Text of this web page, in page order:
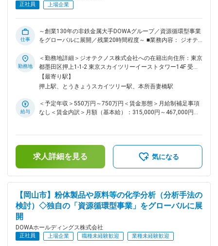
域を経験でき、着実にスキルアップが可能です。 ■就業環境
アパス 将来的には事業部の管理責任者や経営企画、営業支援
部門など、管理部門全般のキャリア形成が可能です。 ■配属先
DOWAエレクトロニクスへの在籍出向となります。 DOWAエ
レクトロニクス(株)の事業は、高付加価値の世界トップシェア
製品群を生産。半導体事業と電子材料事業、機能材料事業の3
本柱です。 変更の範囲：会社の定める業務
正社員 上場企業
仕事
～創業130年の非鉄金属大手DOWAグループ／資源循環型事業
をグローバルに展開／残業20時間程度～ ■業務内容： ジオテ
開発予定地などお客様からご依頼いただいた土地の土壌汚染調
査や報告書の作成をご担当頂きます。 ■業務詳細： 調査対象
の土地に土壌汚染の可能性があるか、資料判読・土壌地下水採
取・分析・汚染状態の把握を行い、汚染状態を調査いたしま
アリングから調査内容や分析結果を考察し、汚染がある場合に
はその対策方法を検討し、報告書にまとめるまでの業務をお任
いたします 【ジオテクノス株式会社について】 当社はDOWA
グループの環境事業を担う調査・工事会社です。約140年にわ
たる鉱山開発・製錬業で培った技術や経験をもとに金属の生産
から高付加価値材料の製造、さらには廃棄物・リサイクルに至
唯一の環境工事会社としてグループの環境事業を支えていま
す。DOWAグループが培ってきた鉱山開発・製錬業の技術を継
承し、土壌や岩盤の調査から浄化施工まで、自社で一貫して請
け負っております。東京都中央卸売市場が移転した、豊洲の土
の特徴・魅力：鍛え上げた製錬技術を駆使し循環型事業を展開
しています。1884年に非鉄金属の鉱山・製錬会社として創業
しました。そこで産出される「黒鉱」は金銀以外に不純物も多
勤務地
＜勤務地詳細＞ジオテクノス株式会社への在籍出向住所：東京
都墨田区押上1-1-2 東京スカイツリーイーストタワー14F 受動
喫煙対策：屋内全面禁煙変更の範囲：会社の定める事業所（リ
モートワーク含む）
【最寄り駅】
押上駅、とうきょうスカイツリー駅、本所吾妻橋駅
給与
＜予定年収＞550万円～750万円＜賃金形態＞月給制補足事項
なし＜賃金内訳＞月額（基本給）：315,000円～467,000円＜
下する可能性があります。月給(月額)は固定手当を含めた表記
です。
求人詳細を見る 気になる
【岡山市】粉体製品や原料等の化学分析（分析手法の
検討）◇独自の「資源循環型事業」をグローバルに展
開
DOWAホールディングス株式会社
正社員 上場企業 職種未経験歓迎 業種未経験歓迎